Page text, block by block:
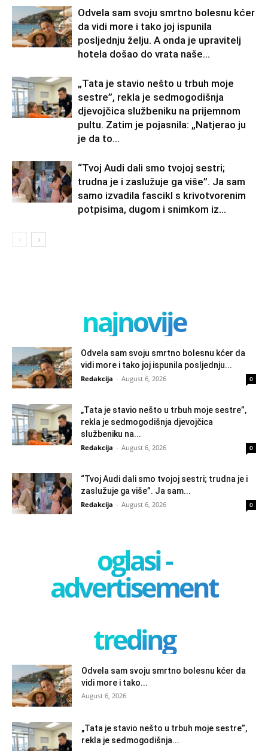
Odvela sam svoju smrtno bolesnu kćer
da vidi more i tako joj ispunila
posljednju želju. A onda je upravitelj
hotela došao do vrata naše...
„Tata je stavio nešto u trbuh moje
sestre”, rekla je sedmogodišnja
djevojčica službeniku na prijemnom
pultu. Zatim je pojasnila: „Natjerao ju
je da to...
“Tvoj Audi dali smo tvojoj sestri;
trudna je i zaslužuje ga više”. Ja sam
samo izvadila fascikl s krivotvorenim
potpisima, dugom i snimkom iz...
najnovije
Odvela sam svoju smrtno bolesnu kćer da
vidi more i tako joj ispunila posljednju...
Redakcija - August 6, 2026 0
„Tata je stavio nešto u trbuh moje sestre”,
rekla je sedmogodišnja djevojčica
službeniku na...
Redakcija - August 6, 2026 0
“Tvoj Audi dali smo tvojoj sestri; trudna je i
zaslužuje ga više”. Ja sam...
Redakcija - August 6, 2026 0
oglasi -
advertisement
treding
Odvela sam svoju smrtno bolesnu kćer da
vidi more i tako...
August 6, 2026
„Tata je stavio nešto u trbuh moje sestre”,
rekla je sedmogodišnja...